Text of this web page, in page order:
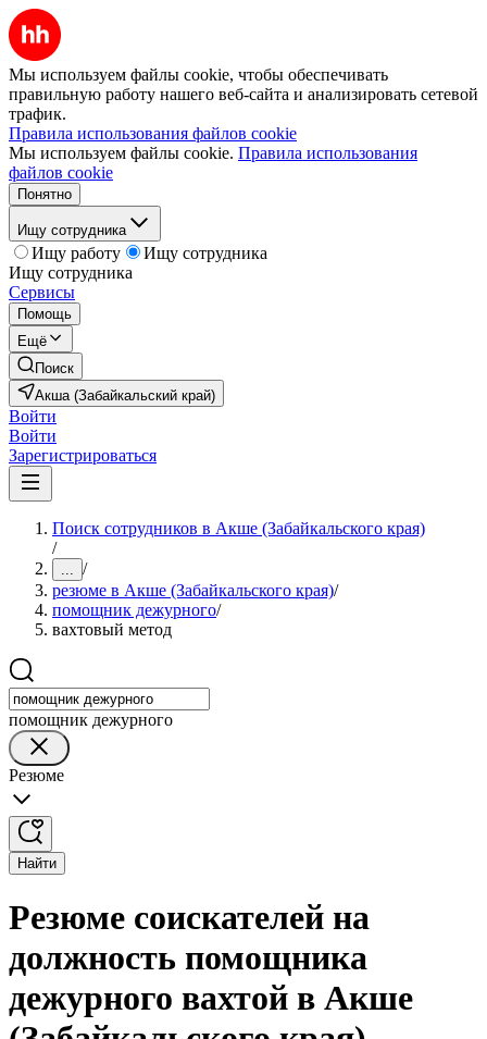
Мы используем файлы cookie, чтобы обеспечивать
правильную работу нашего веб-сайта и анализировать сетевой
трафик.
Правила использования файлов cookie
Мы используем файлы cookie. Правила использования
файлов cookie
Понятно
Ищу сотрудника
Ищу работу
Ищу сотрудника
Ищу сотрудника
Сервисы
Помощь
Ещё
Поиск
Акша (Забайкальский край)
Войти
Войти
Зарегистрироваться
Поиск сотрудников в Акше (Забайкальского края)
/
... /
резюме в Акше (Забайкальского края)/
помощник дежурного/
вахтовый метод
помощник дежурного
Резюме
Найти
Резюме соискателей на
должность помощника
дежурного вахтой в Акше